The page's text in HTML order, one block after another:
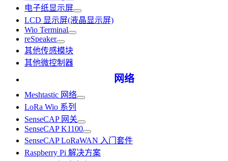
电子纸显示屏
LCD 显示屏(液晶显示屏)
Wio Terminal
reSpeaker
其他传感模块
其他微控制器
网络
Meshtastic 网络
LoRa Wio 系列
SenseCAP 网关
SenseCAP K1100
SenseCAP LoRaWAN 入门套件
Raspberry Pi 解决方案